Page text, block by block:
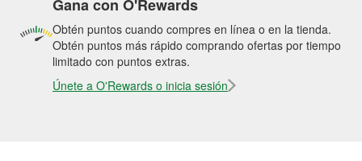
Gana con O'Rewards
Obtén puntos cuando compres en línea o en la tienda.
Obtén puntos más rápido comprando ofertas por tiempo
limitado con puntos extras.
Únete a O'Rewards o inicia sesión